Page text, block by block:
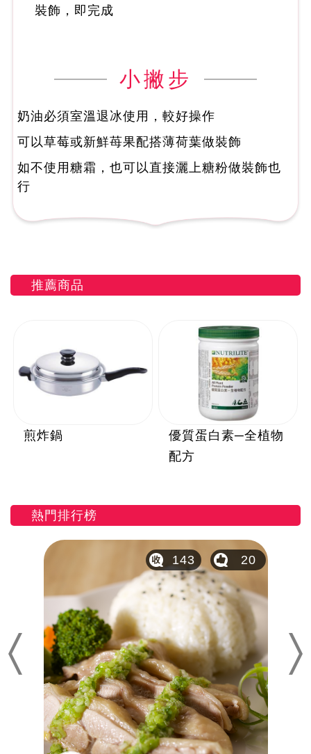
裝飾，即完成
小撇步
奶油必須室溫退冰使用，較好操作
可以草莓或新鮮苺果配搭薄荷葉做裝飾
如不使用糖霜，也可以直接灑上糖粉做裝飾也
行
推薦商品
煎炸鍋
優質蛋白素─全植物
配方
熱門排行榜
Previous
143 20
Next